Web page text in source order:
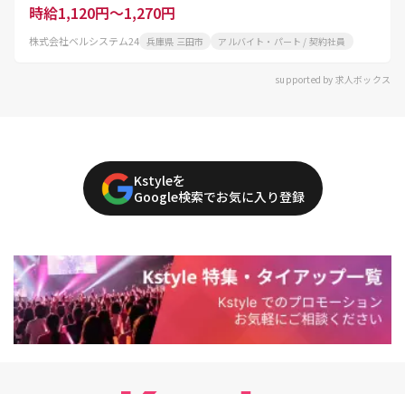
時給1,120円～1,270円
株式会社ベルシステム24 兵庫県 三田市 アルバイト・パート / 契約社員
supported by 求人ボックス
Kstyleを
Google検索でお気に入り登録